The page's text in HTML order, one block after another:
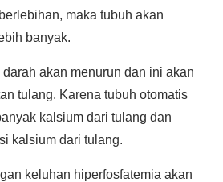
maka tubuh akan
banyak.
akan menurun dan ini akan
tulang. Karena tubuh otomatis
kalsium dari tulang dan
kalsium dari tulang.
keluhan hiperfosfatemia akan